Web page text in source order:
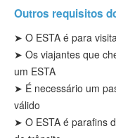
Outros requisitos
➤ O ESTA é para
➤ Os viajantes que
um ESTA
➤ É necessário um
válido
➤ O ESTA é parafins